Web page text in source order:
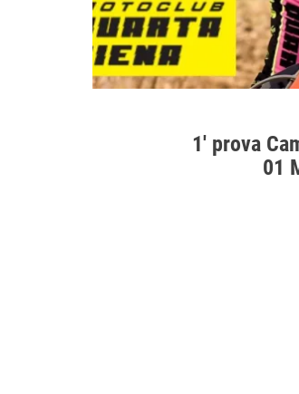
1′ prova
01